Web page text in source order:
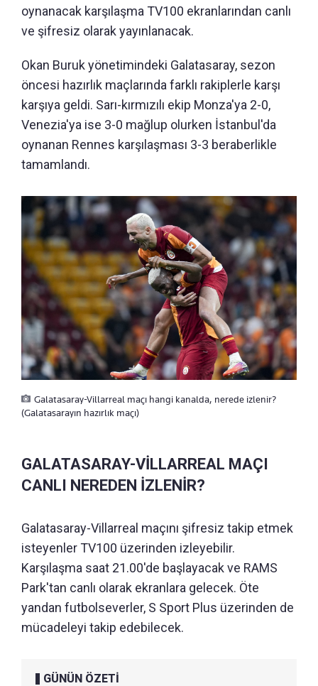
oynanacak karşılaşma TV100 ekranlarından canlı
ve şifresiz olarak yayınlanacak.
Okan Buruk yönetimindeki Galatasaray, sezon
öncesi hazırlık maçlarında farklı rakiplerle karşı
karşıya geldi. Sarı-kırmızılı ekip Monza'ya 2-0,
Venezia'ya ise 3-0 mağlup olurken İstanbul'da
oynanan Rennes karşılaşması 3-3 beraberlikle
tamamlandı.
Galatasaray-Villarreal maçı hangi kanalda, nerede izlenir?
(Galatasarayın hazırlık maçı)
GALATASARAY-VİLLARREAL MAÇI
CANLI NEREDEN İZLENİR?
Galatasaray-Villarreal maçını şifresiz takip etmek
isteyenler TV100 üzerinden izleyebilir.
Karşılaşma saat 21.00'de başlayacak ve RAMS
Park'tan canlı olarak ekranlara gelecek. Öte
yandan futbolseverler, S Sport Plus üzerinden de
mücadeleyi takip edebilecek.
GÜNÜN ÖZETİ